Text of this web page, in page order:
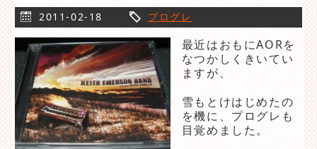
2011-02-18 プログレ
最近はおもにAORを
なつかしくきいてい
ますが、
雪もとけはじめたの
を機に、プログレも
目覚めました。